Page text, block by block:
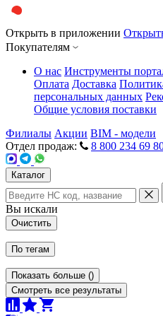
Открыть в приложении
Покупателям
О нас Инструменты
Оплата Доставка
персональных данных
Общие условия поставки
Филиалы Акции BIM - модели
Отдел продаж:
8 800 234 69
Каталог
Вы искали
Очистить
По тегам
Показать больше ()
Смотреть все результаты